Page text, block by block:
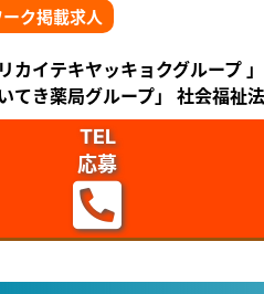
ク掲載求人
リカイテキヤッキョクグループ
いてき薬局グループ」 社会福祉
TEL
応募